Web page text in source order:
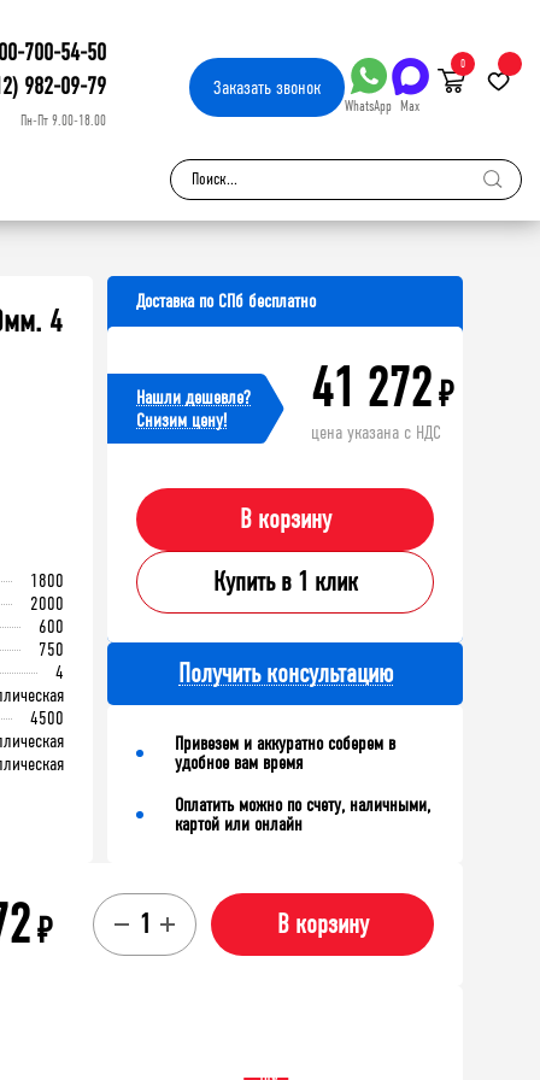
700-54-50
982-09-79
Пн-Пт 9.00-18.00
Заказатьзвонок
WhatsApp Max
0
4
1800
2000
600
750
4
4500
Доставка по СПб бесплатно
Нашли дешевле?
Cнизим цену!
41 272₽
цена указана с НДС
В корзину
Купить в 1 клик
Получить консультацию
Привезем и аккуратно соберем в
удобное вам время
Оплатить можно по счету, наличными,
картой или онлайн
₽ В корзину